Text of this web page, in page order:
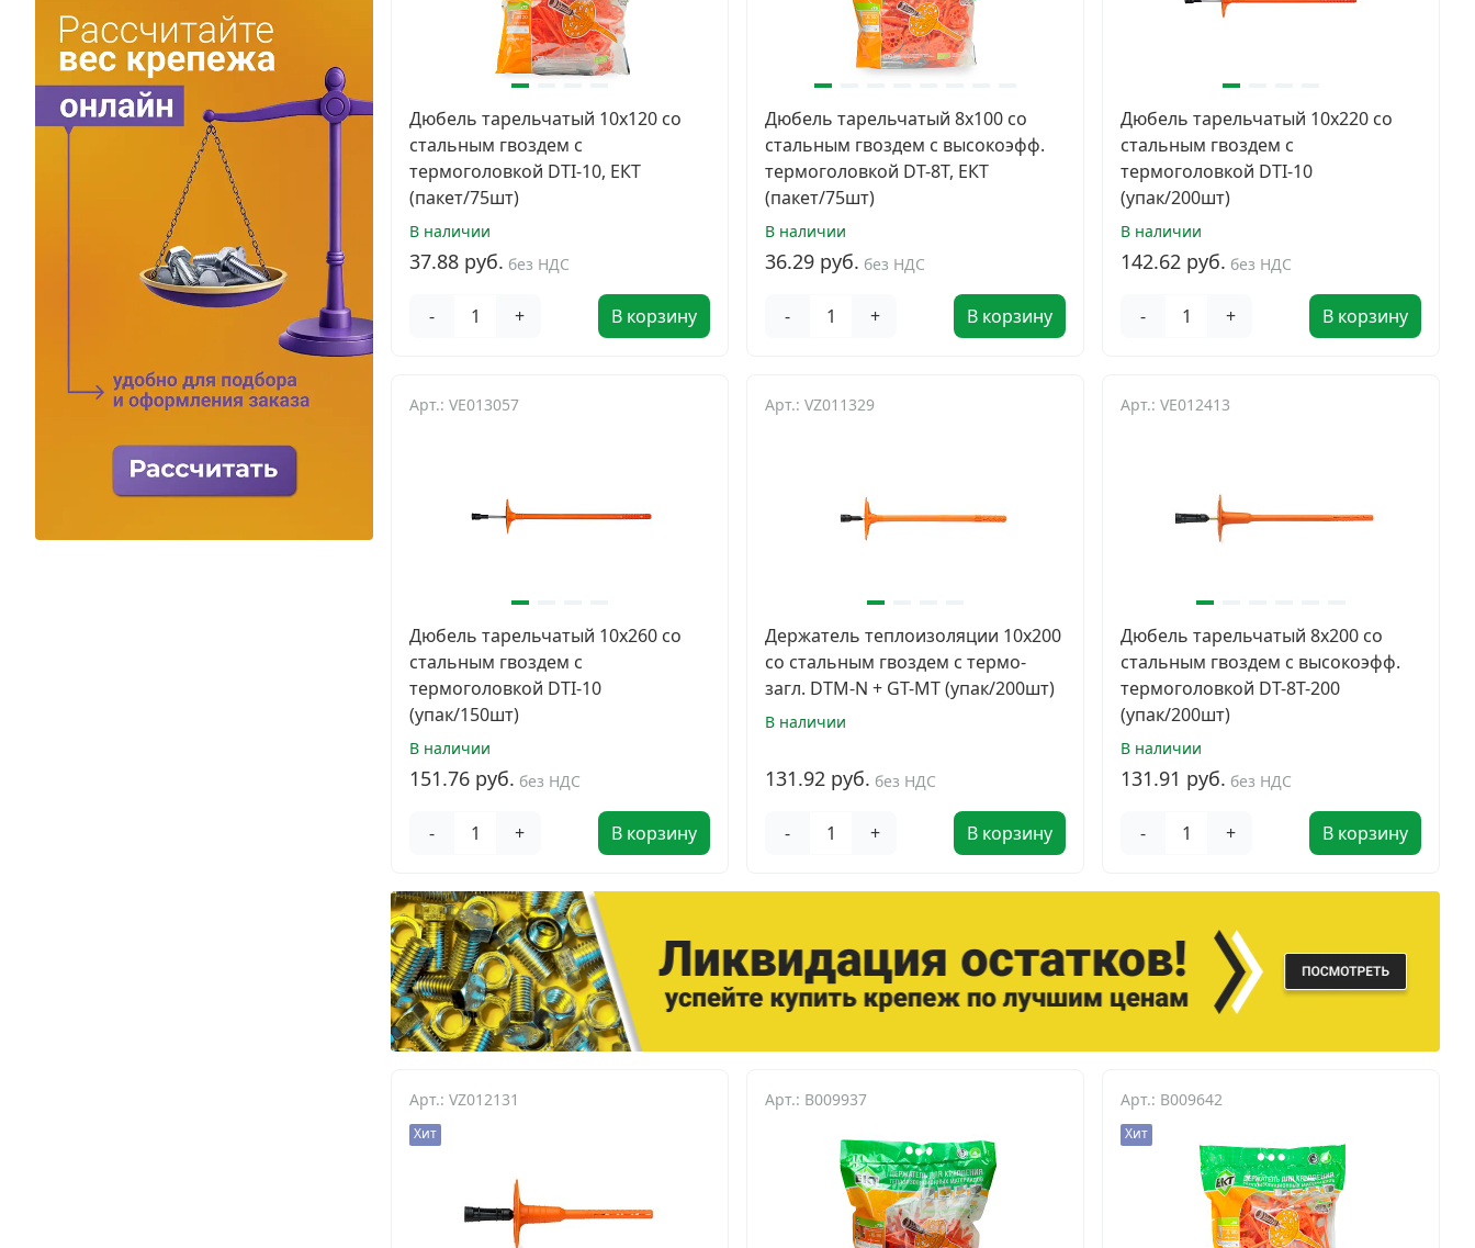
Дюбель тарельчатый 10х120 со
стальным гвоздем с
термоголовкой DTI-10, ЕКТ
(пакет/75шт)
В наличии
37.88 руб. без НДС
- + В корзину
Дюбель тарельчатый 8x100 со
стальным гвоздем с высокоэфф.
термоголовкой DT-8T, ЕКТ
(пакет/75шт)
В наличии
36.29 руб. без НДС
- + В корзину
Дюбель тарельчатый 10х220 со
стальным гвоздем с
термоголовкой DTI-10
(упак/200шт)
В наличии
142.62 руб. без НДС
- + В корзину
Арт.: VE013057
Дюбель тарельчатый 10х260 со
стальным гвоздем с
термоголовкой DTI-10
(упак/150шт)
В наличии
151.76 руб. без НДС
- + В корзину
Арт.: VZ011329
Держатель теплоизоляции 10x200
со стальным гвоздем с термо-
загл. DTM-N + GT-MT (упак/200шт)
В наличии
131.92 руб. без НДС
- + В корзину
Арт.: VE012413
Дюбель тарельчатый 8х200 со
стальным гвоздем с высокоэфф.
термоголовкой DT-8T-200
(упак/200шт)
В наличии
131.91 руб. без НДС
- + В корзину
Арт.: VZ012131
Хит
Арт.: B009937 Арт.: B009642
Хит